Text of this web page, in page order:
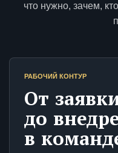
что нужно, зачем,
РАБОЧИЙ КОНТУР
От
до
в